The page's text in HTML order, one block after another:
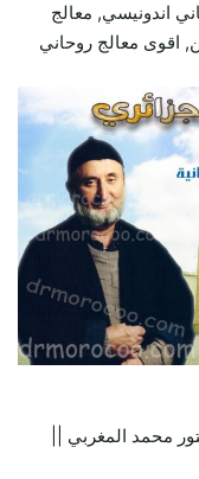
اندونيسي, معالج
اقوى معالج روحاني
محمد المغربي ||